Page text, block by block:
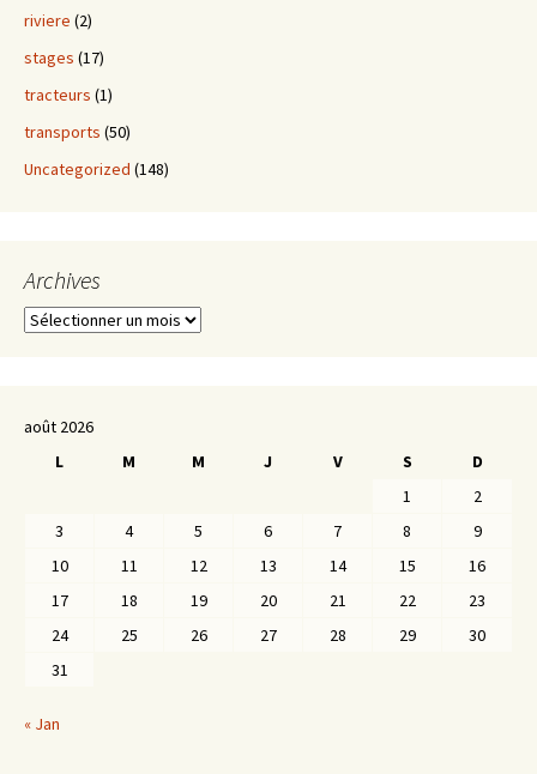
riviere (2)
stages (17)
tracteurs (1)
transports (50)
Uncategorized (148)
Archives
Archives
août 2026
L
M M J V S
D
1
2
3
4 5 6 7 8
9
10
11 12 13 14 15
16
17
18 19 20 21 22
23
24
25 26 27 28 29
30
31
« Jan